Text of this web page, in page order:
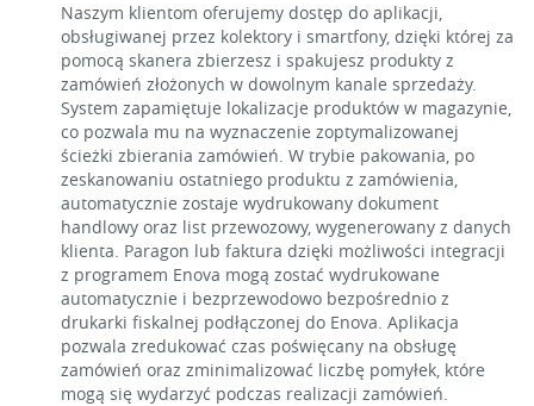
Naszym klientom oferujemy dostęp do aplikacji,
obsługiwanej przez kolektory i smartfony, dzięki której za
pomocą skanera zbierzesz i spakujesz produkty z
zamówień złożonych w dowolnym kanale sprzedaży.
System zapamiętuje lokalizacje produktów w magazynie,
co pozwala mu na wyznaczenie zoptymalizowanej
ścieżki zbierania zamówień. W trybie pakowania, po
zeskanowaniu ostatniego produktu z zamówienia,
automatycznie zostaje wydrukowany dokument
handlowy oraz list przewozowy, wygenerowany z danych
klienta. Paragon lub faktura dzięki możliwości integracji
z programem Enova mogą zostać wydrukowane
automatycznie i bezprzewodowo bezpośrednio z
drukarki fiskalnej podłączonej do Enova. Aplikacja
pozwala zredukować czas poświęcany na obsługę
zamówień oraz zminimalizować liczbę pomyłek, które
mogą się wydarzyć podczas realizacji zamówień.